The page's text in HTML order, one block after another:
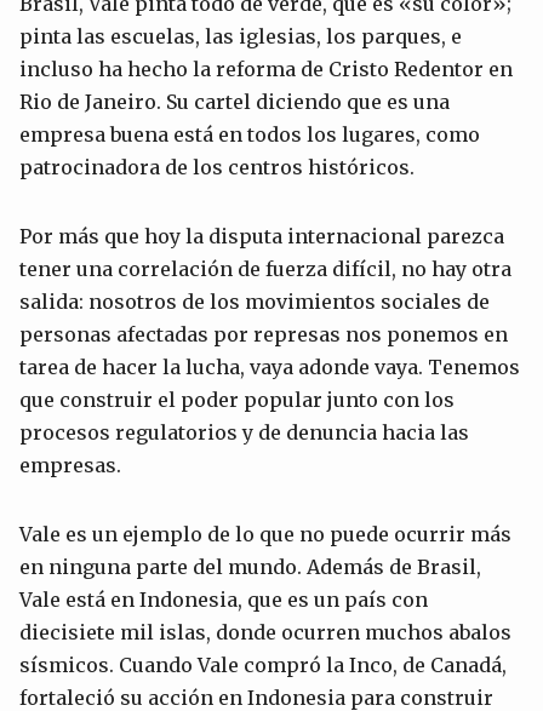
pinta las escuelas, las iglesias, los parques, e
incluso ha hecho la reforma de Cristo Redentor en
Rio de Janeiro. Su cartel diciendo que es una
empresa buena está en todos los lugares, como
patrocinadora de los centros históricos.
Por más que hoy la disputa internacional parezca
tener una correlación de fuerza difícil, no hay otra
salida: nosotros de los movimientos sociales de
personas afectadas por represas nos ponemos en
tarea de hacer la lucha, vaya adonde vaya. Tenemos
que construir el poder popular junto con los
procesos regulatorios y de denuncia hacia las
empresas.
Vale es un ejemplo de lo que no puede ocurrir más
en ninguna parte del mundo. Además de Brasil,
Vale está en Indonesia, que es un país con
diecisiete mil islas, donde ocurren muchos abalos
sísmicos. Cuando Vale compró la Inco, de Canadá,
fortaleció su acción en Indonesia para construir